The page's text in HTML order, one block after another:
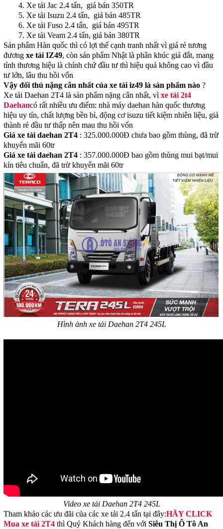
4. Xe tải Jac 2.4 tấn, giá bán 350TR
5. Xe tải Isuzu 2.4 tấn, giá bán 485TR
6. Xe tải Fuso 2.4 tấn, giá bán 495TR
7. Xe tải Veam 2.4 tấn, giá bán 380TR
Sản phẩm Hàn quốc thì có lợi thế cạnh tranh nhất vì giá rẻ tương
đương xe tải IZ49, còn sản phẩm Nhật là phân khúc giá đắt, mang
tính thương hiệu là chính chứ đầu tư thì hiệu quả không cao vì đầu
tư lớn, lâu thu hồi vốn
Vậy đối thủ nặng cân nhất của xe tải iz49 là sản phẩm nào ?
Xe tải Daehan 2T4 là sản phẩm nặng cân nhất, vì xe tải 2t4
Daehancó rất nhiều ưu điểm: nhà máy daehan hàn quốc thương
hiệu uy tín, chất lượng bền bỉ, động cơ isuzu tiết kiệm nhiên liệu, giá
thành rẻ đầu tư thấp nên mau thu hồi vốn
Giá xe tải daehan 2T4 : 325.000.000Đ chưa bao gồm thùng, đã trừ
khuyến mãi 60tr
Giá xe tải daehan 2T4 : 357.000.000Đ bao gồm thùng mui bạt/mui
kín tiêu chuẩn, đã trừ khuyến mãi 60tr
Hình ảnh xe tải Daehan 2T4 245L
Video xe tải Daehan 2T4 245L
Tham khảo các ưu đãi của các xe tải 2.4 tấn tại đây:HÃY CLICK
Mua xe tải 2T4 thì Quý Khách hàng đến với Siêu Thị Ô Tô An